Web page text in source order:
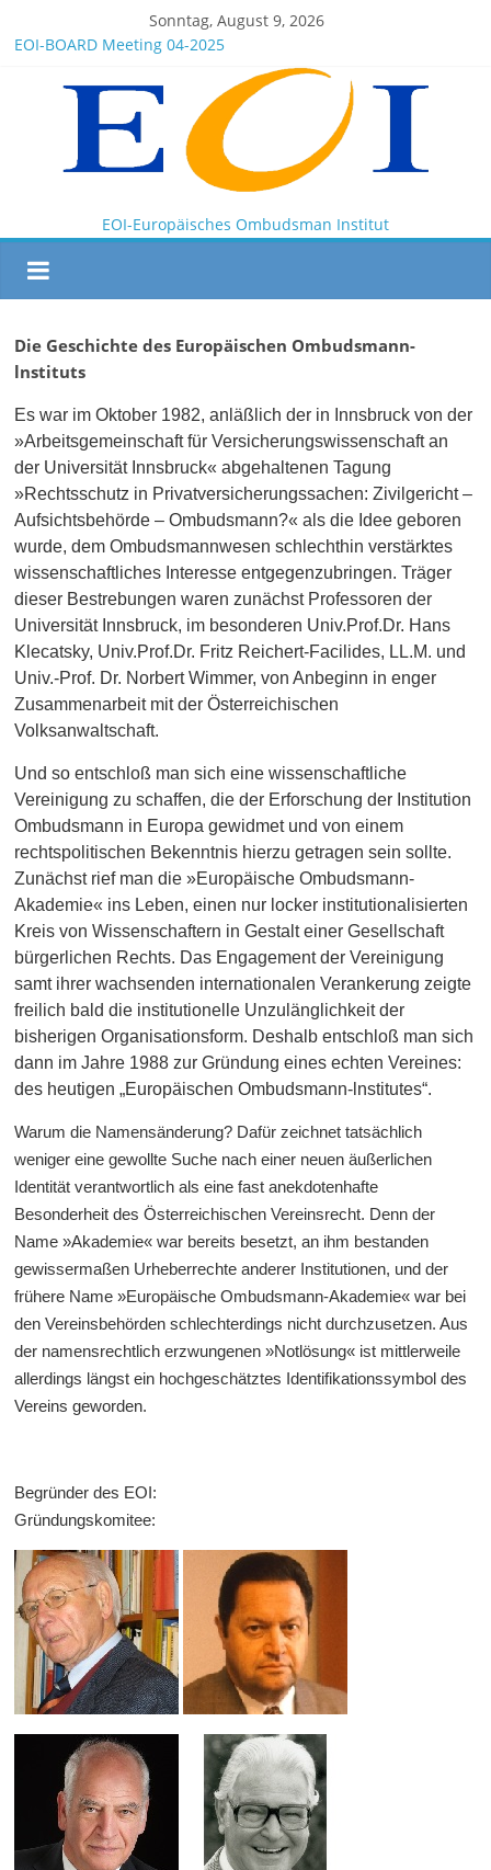
Sonntag, August 9, 2026
President Milkov participated in the Doha Conference on
Artificial Intelligence and Human Rights
Montenegro
News for members of the EOI
EOI – General ASSEMBLY 2025 10 28
EOI-Europäisches Ombudsman Institut
Die Geschichte des Europäischen Ombudsmann-
lnstituts
Es war im Oktober 1982, anläßlich der in Innsbruck von der
»Arbeitsgemeinschaft für Versicherungswissenschaft an
der Universität Innsbruck« abgehaltenen Tagung
»Rechtsschutz in Privatversicherungssachen: Zivilgericht –
Aufsichtsbehörde – Ombudsmann?« als die Idee geboren
wurde, dem Ombudsmannwesen schlechthin verstärktes
wissenschaftliches Interesse entgegenzubringen. Träger
dieser Bestrebungen waren zunächst Professoren der
Universität Innsbruck, im besonderen Univ.Prof.Dr. Hans
Klecatsky, Univ.Prof.Dr. Fritz Reichert-Facilides, LL.M. und
Univ.-Prof. Dr. Norbert Wimmer, von Anbeginn in enger
Zusammenarbeit mit der Österreichischen
Volksanwaltschaft.
Und so entschloß man sich eine wissenschaftliche
Vereinigung zu schaffen, die der Erforschung der Institution
Ombudsmann in Europa gewidmet und von einem
rechtspolitischen Bekenntnis hierzu getragen sein sollte.
Zunächst rief man die »Europäische Ombudsmann-
Akademie« ins Leben, einen nur locker institutionalisierten
Kreis von Wissenschaftern in Gestalt einer Gesellschaft
bürgerlichen Rechts. Das Engagement der Vereinigung
samt ihrer wachsenden internationalen Verankerung zeigte
freilich bald die institutionelle Unzulänglichkeit der
bisherigen Organisationsform. Deshalb entschloß man sich
dann im Jahre 1988 zur Gründung eines echten Vereines:
des heutigen „Europäischen Ombudsmann-lnstitutes“.
Warum die Namensänderung? Dafür zeichnet tatsächlich
weniger eine gewollte Suche nach einer neuen äußerlichen
Identität verantwortlich als eine fast anekdotenhafte
Besonderheit des Österreichischen Vereinsrecht. Denn der
Name »Akademie« war bereits besetzt, an ihm bestanden
gewissermaßen Urheberrechte anderer Institutionen, und der
frühere Name »Europäische Ombudsmann-Akademie« war bei
den Vereinsbehörden schlechterdings nicht durchzusetzen. Aus
der namensrechtlich erzwungenen »Notlösung« ist mittlerweile
allerdings längst ein hochgeschätztes Identifikationssymbol des
Vereins geworden.
Begründer des EOI:
Gründungskomitee: